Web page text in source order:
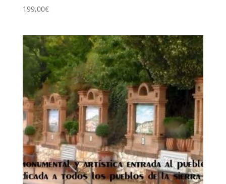
199,00€